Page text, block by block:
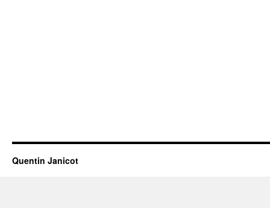
Quentin Janicot